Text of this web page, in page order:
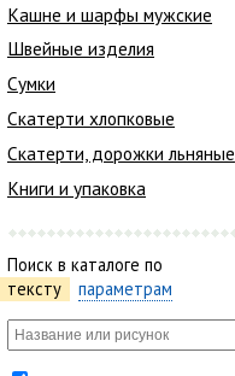
Кашне и шарфы мужские
Швейные изделия
Сумки
Скатерти хлопковые
Скатерти, дорожки льняные
Книги и упаковка
Поиск в каталоге по
тексту
параметрам